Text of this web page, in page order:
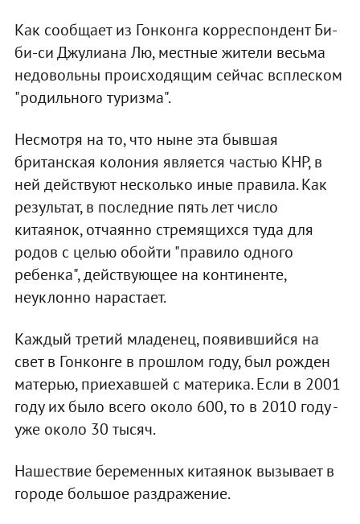
Как сообщает из Гонконга корреспондент Би-
би-си Джулиана Лю, местные жители весьма
недовольны происходящим сейчас всплеском
"родильного туризма".
Несмотря на то, что ныне эта бывшая
британская колония является частью КНР, в
ней действуют несколько иные правила. Как
результат, в последние пять лет число
китаянок, отчаянно стремящихся туда для
родов с целью обойти "правило одного
ребенка", действующее на континенте,
неуклонно нарастает.
Каждый третий младенец, появившийся на
свет в Гонконге в прошлом году, был рожден
матерью, приехавшей с материка. Если в 2001
году их было всего около 600, то в 2010 году -
уже около 30 тысяч.
Нашествие беременных китаянок вызывает в
городе большое раздражение.